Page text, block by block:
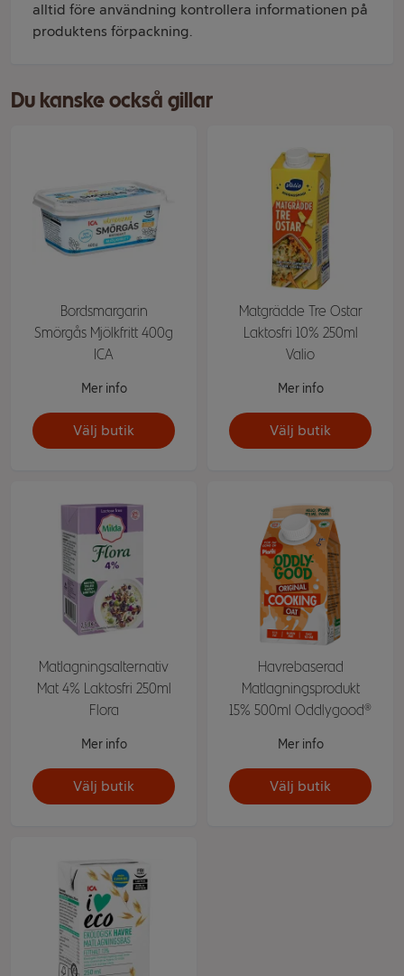
alltid före användning kontrollera informationen på
produktens förpackning.
Du kanske också gillar
Bordsmargarin
Smörgås Mjölkfritt 400g
ICA
Mer info
Välj butik
Matgrädde Tre Ostar
Laktosfri 10% 250ml
Valio
Mer info
Välj butik
Matlagningsalternativ
Mat 4% Laktosfri 250ml
Flora
Mer info
Välj butik
Havrebaserad
Matlagningsprodukt
15% 500ml Oddlygood®
Mer info
Välj butik